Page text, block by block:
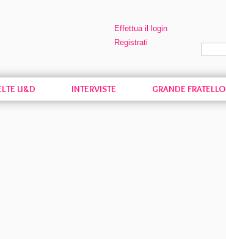
Effettua il login
Registrati
U&D INTERVISTE GRANDE FRATELLO